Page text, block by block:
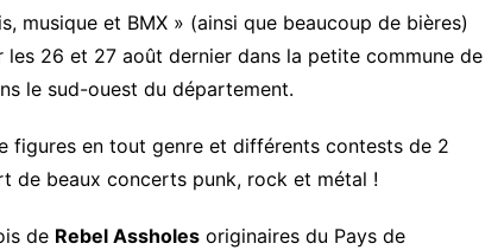
musique et BMX » (ainsi que beaucoup de bières)
26 et 27 août dernier dans la petite commune de
le sud-ouest du département.
figures en tout genre et différents contests de 2
de beaux concerts punk, rock et métal !
de Rebel Assholes originaires du Pays de